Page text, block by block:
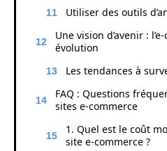
Utiliser des outils
Une vision d’avenir :
évolution
Les tendances à
FAQ : Questions
sites e-commerce
1. Quel est le coût
site e-commerce ?